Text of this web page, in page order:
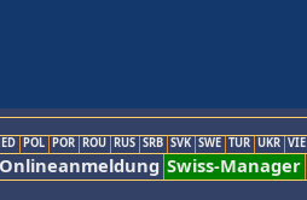
POL POR ROU RUS SRB SVK SWE TUR UKR VIE
Onlineanmeldung Swiss-Manager